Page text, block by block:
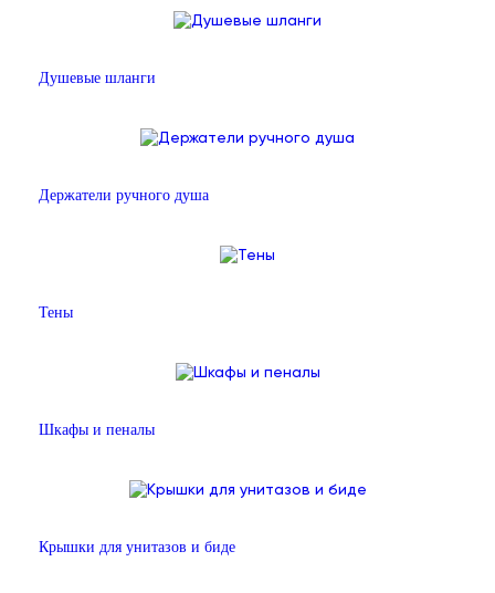
Душевые шланги
Держатели ручного душа
Тены
Шкафы и пеналы
Крышки для унитазов и биде